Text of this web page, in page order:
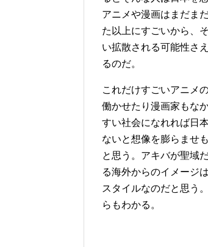
アニメや漫画はまだま
た以上にすごいから、
い拡散される可能性さ
るのだ。
これだけすごいアニメ
働かせたり漫画家もな
すい社会になれれば日
ないと想像を膨らませ
と思う。アキバが聖域
る海外からのイメージ
スタイルなのだと思う
らもわかる。